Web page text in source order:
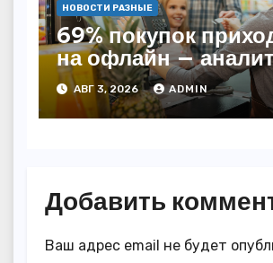
НОВОСТИ РАЗНЫЕ
69% покупок
на офлайн —
АВГ 3, 2026 ADMIN
Добавить
Ваш адрес email не будет